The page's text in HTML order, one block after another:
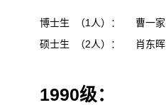
博士生 （1人）：
曹一
硕士生 （2人）：
肖东
1990级：